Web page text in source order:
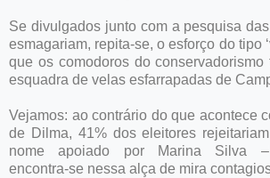
Se divulgados junto com a pesquisa
esmagariam, repita-se, o esforço do tipo
que os comodoros do conservadorismo
esquadra de velas esfarrapadas de
Vejamos: ao contrário do que acontece
de Dilma, 41% dos eleitores
nome apoiado por Marina Silva
encontra-se nessa alça de mira